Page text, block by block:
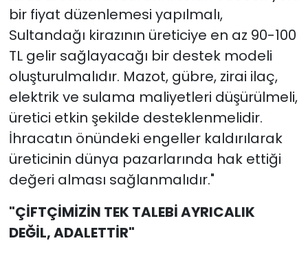
bir fiyat düzenlemesi yapılmalı,
Sultandağı kirazının üreticiye en az 90-100
TL gelir sağlayacağı bir destek modeli
oluşturulmalıdır. Mazot, gübre, zirai ilaç,
elektrik ve sulama maliyetleri düşürülmeli,
üretici etkin şekilde desteklenmelidir.
İhracatın önündeki engeller kaldırılarak
üreticinin dünya pazarlarında hak ettiği
değeri alması sağlanmalıdır."
"ÇİFTÇİMİZİN TEK TALEBİ AYRICALIK
DEĞİL, ADALETTİR"